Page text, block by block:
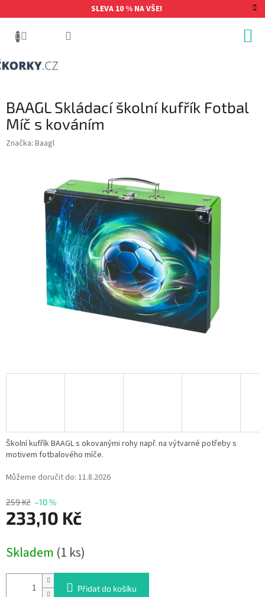
na
SLEVA 10 % NA VŠE!
BAAGL Skládací školní kufřík Fotbal
Míč s kováním
Značka: Baagl
259 Kč –10 %
233,10 Kč
cena:
Skladem (1 ks)
Můžeme doručit do: 11.8.2026
Přidat do košíku
Školní kufřík BAAGL s okovanými rohy např. na výtvarné potřeby s
motivem fotbalového míče.